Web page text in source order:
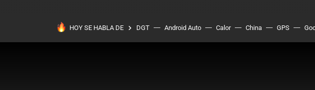
HOY SE HABLA DE DGT Android Auto Calor China GPS